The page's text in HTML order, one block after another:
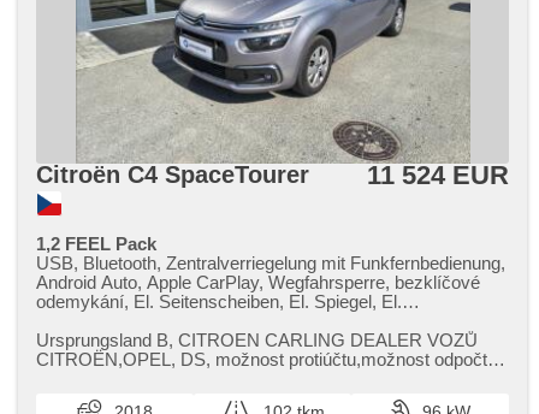
Citroën C4 SpaceTourer 11 524 EUR
1,2 FEEL Pack
USB, Bluetooth, Zentralverriegelung mit Funkfernbedienung,
Android Auto, Apple CarPlay, Wegfahrsperre, bezklíčové
odemykání, El. Seitenscheiben, El. Spiegel, El.
Klimaautomatik, Klimaablage, Teilbare Rücksitzbank, LED
denní svícení, Heckscheibenwischer, Längssitzvorschub,
Beifahrerairbagdeaktivierung, Bordcomputer, Navigation,
Ursprungsland B,​ CITROEN CARLING DEALER VOZŮ
CITROËN,​OPEL,​ DS,​ možnost protiúčtu,​možnost odpočtu